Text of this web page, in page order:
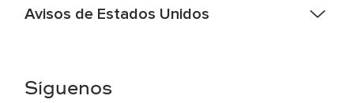
Avisos de Estados Unidos
electrónico hqaffirmativeaction@marriott.com
Síguenos